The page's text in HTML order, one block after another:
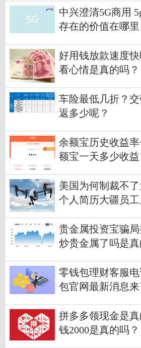
中兴澄清5G商用
存在的价值在哪里
好用钱放款速度
看心情是真的吗？
车险最低几折？
返多少呢？
余额宝历史收益率
额宝一天多少收益
美国为何制裁不
个人简历大疆员
贵金属投资宝骗
炒贵金属了吗是真
零钱包理财客服
包官网最新消息来
拼多多领现金是
钱2000是真的吗？